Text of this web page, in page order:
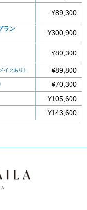
¥89,300
ラン ¥300,900
¥89,300
イクあり》 ¥89,800
¥70,300
¥105,600
¥143,600